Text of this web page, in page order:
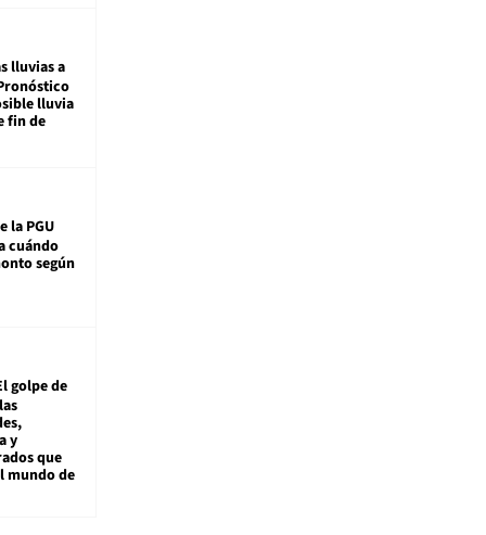
lluvias a
lluvia
fin de
la PGU
cuándo
según
golpe de
y
que
mundo de